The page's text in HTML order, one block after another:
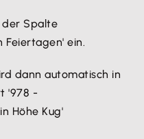
der Spalte
Feiertagen' ein.
dann automatisch in
'978 -
Höhe Kug'